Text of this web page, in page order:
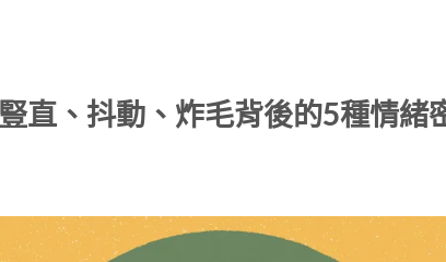
直、抖動、炸毛背後的5種情緒